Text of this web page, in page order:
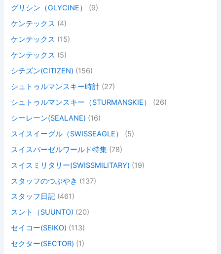
グリシン（GLYCINE）
(9)
ケンテックス (4)
ケンテックス (15)
ケンテックス (5)
シチズン(CITIZEN) (156)
シュトゥルマンスキー時計 (27)
シュトゥルマンスキー（STURMANSKIE）
(26)
シーレーン(SEALANE) (16)
スイスイーグル（SWISSEAGLE）
(5)
スイスバーゼルワールド特集 (78)
スイスミリタリー(SWISSMILITARY) (19)
スタッフのつぶやき (137)
スタッフ日記 (461)
スント（SUUNTO) (20)
セイコー(SEIKO) (113)
セクター(SECTOR) (1)